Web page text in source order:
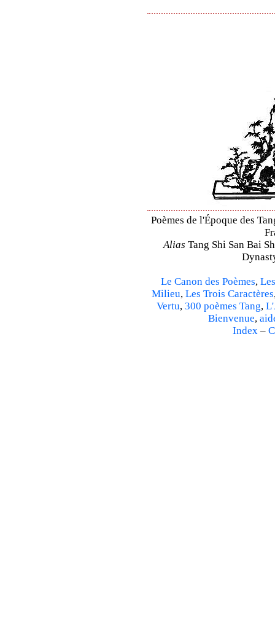
Poèmes de l'Époque des
Alias Tang Shi San Bai
Le Canon des Poèmes,
Milieu, Les Trois Caractères
Vertu, 300 poèmes Tang,
Bienvenue,
Index–